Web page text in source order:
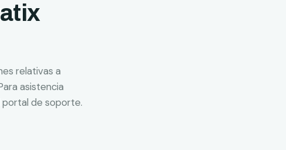
relativas a
asistencia
portal de soporte.